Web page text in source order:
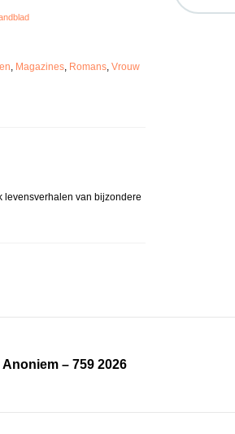
, Magazines, Romans,Vrouw
levensverhalen van bijzondere
– 759 2026